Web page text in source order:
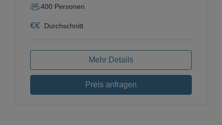
400 Personen
€€ Durchschnitt
Mehr Details
Preis anfragen